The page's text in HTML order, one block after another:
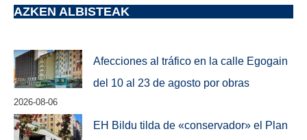
AZKEN ALBISTEAK
Afecciones al tráfico en la calle Egogain
del 10 al 23 de agosto por obras
2026-08-06
EH Bildu tilda de «conservador» el Plan